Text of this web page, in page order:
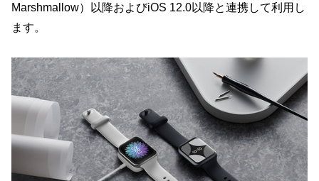
Marshmallow）以降およびiOS 12.0以降と連携して利用し
ます。